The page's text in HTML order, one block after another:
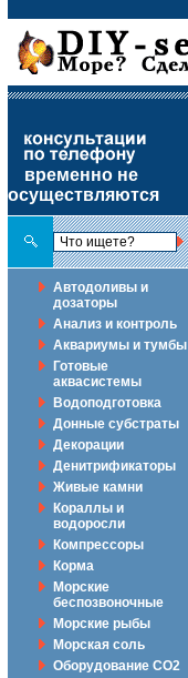
временно не
осуществляются
Автодоливы и
дозаторы
Анализ и контроль
Аквариумы и тумбы
Готовые
аквасистемы
Водоподготовка
Донные субстраты
Декорации
Денитрификаторы
Живые камни
Кораллы и
водоросли
Компрессоры
Корма
Морские
беспозвоночные
Морские рыбы
Морская соль
Оборудование CO2